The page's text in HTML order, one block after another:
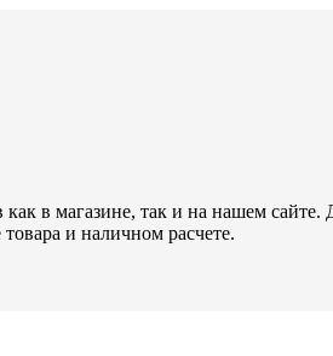
в магазине, так и на нашем сайте.
и наличном расчете.